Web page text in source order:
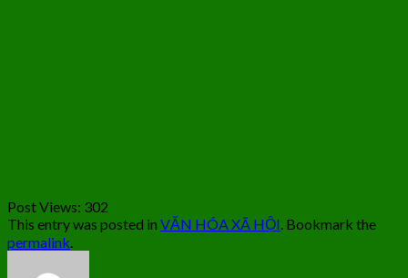
Post Views: 302
This entry was posted in VĂN HÓA XÃ HỘI. Bookmark the
permalink.